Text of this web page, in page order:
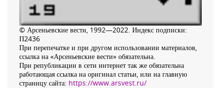
© Арсеньевские вести, 1992—2022. Индекс подписки:
П2436
При перепечатке и при другом использовании материалов,
ссылка на «Арсеньевские вести» обязательна.
При републикации в сети интернет так же обязательна
работающая ссылка на оригинал статьи, или на главную
страницу сайта: https://www.arsvest.ru/